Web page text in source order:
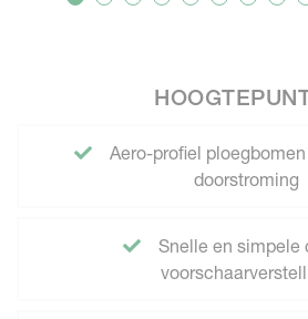
Aero-profiel
doorstroming
Snelle en simpele